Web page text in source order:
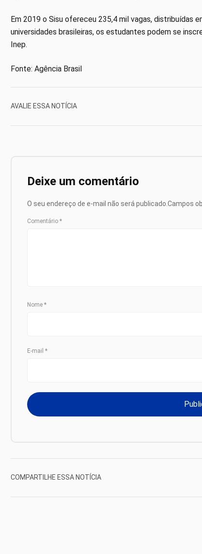
Em 2019 o Sisu ofereceu 235,4 mil vagas, distribuídas
universidades brasileiras, os estudantes podem se
Inep.
Fonte: Agência Brasil
AVALIE ESSA NOTÍCIA
Deixe um comentário
O seu endereço de e-mail não será publicado. Campos
Comentário *
Nome *
E-mail *
COMPARTILHE ESSA NOTÍCIA